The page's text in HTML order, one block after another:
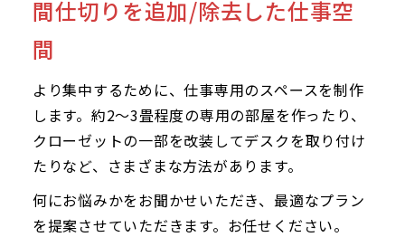
間仕切りを追加/除去した仕事空
間
より集中するために、仕事専用のスペースを制作
します。約2～3畳程度の専用の部屋を作ったり、
クローゼットの一部を改装してデスクを取り付け
たりなど、さまざまな方法があります。
何にお悩みかをお聞かせいただき、最適なプラン
を提案させていただきます。お任せください。